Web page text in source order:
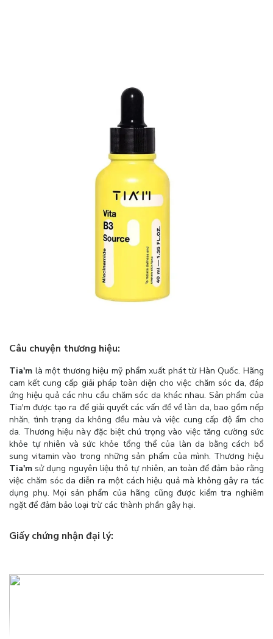
Câu chuyện thương hiệu:
Tia'm là một thương hiệu mỹ phẩm xuất phát từ Hàn Quốc. Hãng
cam kết cung cấp giải pháp toàn diện cho việc chăm sóc da, đáp
ứng hiệu quả các nhu cầu chăm sóc da khác nhau. Sản phẩm của
Tia'm được tạo ra để giải quyết các vấn đề về làn da, bao gồm nếp
nhăn, tình trạng da không đều màu và việc cung cấp độ ẩm cho
da. Thương hiệu này đặc biệt chú trọng vào việc tăng cường sức
khỏe tự nhiên và sức khỏe tổng thể của làn da bằng cách bổ
sung vitamin vào trong những sản phẩm của mình. Thương hiệu
Tia'm sử dụng nguyên liệu thô tự nhiên, an toàn để đảm bảo rằng
việc chăm sóc da diễn ra một cách hiệu quả mà không gây ra tác
dụng phụ. Mọi sản phẩm của hãng cũng được kiểm tra nghiêm
ngặt để đảm bảo loại trừ các thành phần gây hại.
Giấy chứng nhận đại lý: